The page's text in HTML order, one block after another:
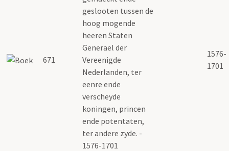
671
geslooten tussen de
hoog mogende
heeren Staten
Generael der
Vereenigde
Nederlanden, ter
eenre ende
verscheyde
koningen, princen
ende potentaten,
ter andere zyde. -
1576-1701
1576-
1701